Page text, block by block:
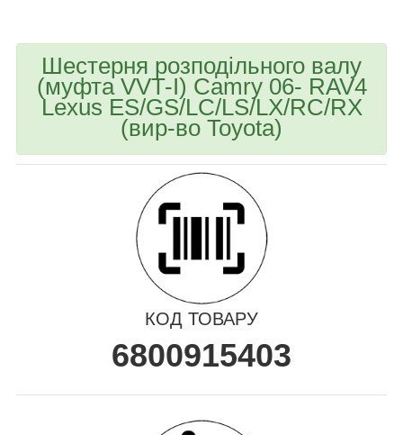
Шестерня розподільного валу
(муфта VVT-I) Camry 06- RAV4
Lexus ES/GS/LC/LS/LX/RC/RX
(вир-во Toyota)
КОД ТОВАРУ
6800915403